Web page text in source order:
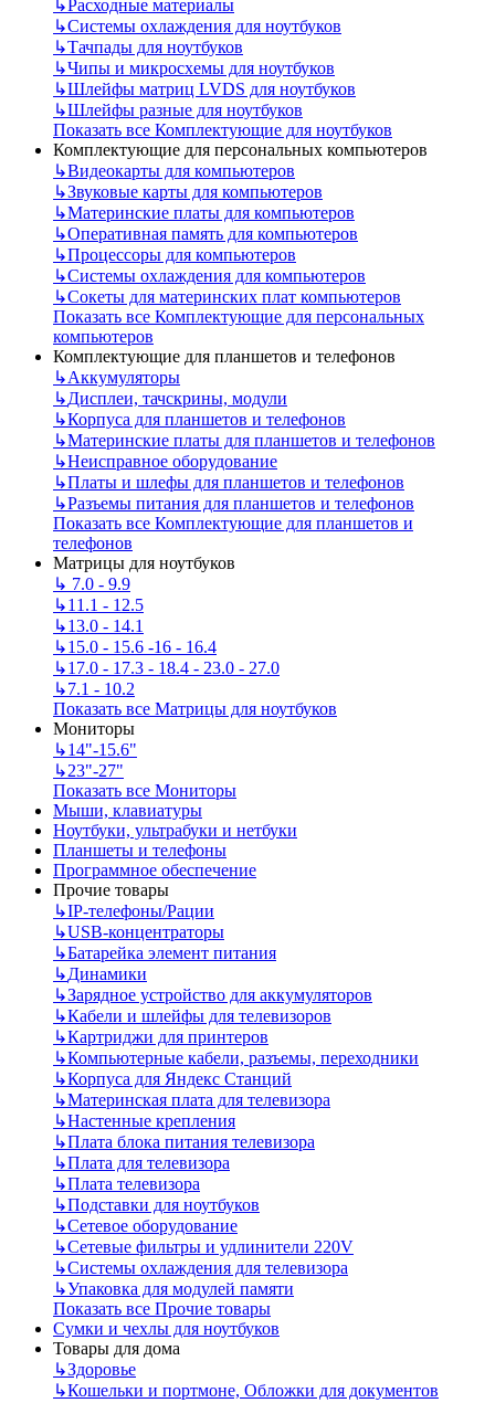
↳ Расходные материалы
↳Системы охлаждения для ноутбуков
↳Тачпады для ноутбуков
↳Чипы и микросхемы для ноутбуков
↳Шлейфы матриц LVDS для ноутбуков
↳Шлейфы разные для ноутбуков
Показать все Комплектующие для ноутбуков
Комплектующие для персональных компьютеров
↳Видеокарты для компьютеров
↳Звуковые карты для компьютеров
↳Материнские платы для компьютеров
↳Оперативная память для компьютеров
↳Процессоры для компьютеров
↳Системы охлаждения для компьютеров
↳Сокеты для материнских плат компьютеров
Показать все Комплектующие для персональных
компьютеров
Комплектующие для планшетов и телефонов
↳Аккумуляторы
↳Дисплеи, тачскрины, модули
↳Корпуса для планшетов и телефонов
↳Материнские платы для планшетов и телефонов
↳Неисправное оборудование
↳Платы и шлефы для планшетов и телефонов
↳Разъемы питания для планшетов и телефонов
Показать все Комплектующие для планшетов и
телефонов
Матрицы для ноутбуков
↳ 7.0 - 9.9
↳11.1 - 12.5
↳13.0 - 14.1
↳15.0 - 15.6 -16 - 16.4
↳17.0 - 17.3 - 18.4 - 23.0 - 27.0
↳7.1 - 10.2
Показать все Матрицы для ноутбуков
Мониторы
↳14"-15.6"
↳23"-27"
Показать все Мониторы
Мыши, клавиатуры
Ноутбуки, ультрабуки и нетбуки
Планшеты и телефоны
Программное обеспечение
Прочие товары
↳IP‑телефоны/Рации
↳USB-концентраторы
↳Батарейка элемент питания
↳Динамики
↳Зарядное устройство для аккумуляторов
↳Кабели и шлейфы для телевизоров
↳Картриджи для принтеров
↳Компьютерные кабели, разъемы, переходники
↳Корпуса для Яндекс Станций
↳Материнская плата для телевизора
↳Настенные крепления
↳Плата блока питания телевизора
↳Плата для телевизора
↳Плата телевизора
↳Подставки для ноутбуков
↳Сетевое оборудование
↳Сетевые фильтры и удлинители 220V
↳Системы охлаждения для телевизора
↳Упаковка для модулей памяти
Показать все Прочие товары
Сумки и чехлы для ноутбуков
Товары для дома
↳Здоровье
↳Кошельки и портмоне, Обложки для документов